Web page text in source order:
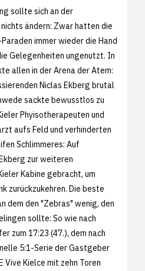
sollte sich an der
ändern: Zwar hatten die
immer wieder die Hand
Gelegenheiten ungenutzt. In
allen in der Arena der Atem:
Niclas Ekberg brutal
sackte bewusstlos zu
Phyisotherapeuten und
aufs Feld und verhinderten
Schlimmeres: Auf
zur weiteren
Kabine gebracht, um
zurückzukehren. Die beste
dem den "Zebras" wenig, den
sollte: So wie nach
zum 17:23 (47.), dem nach
5:1-Serie der Gastgeber
Kielce mit zehn Toren